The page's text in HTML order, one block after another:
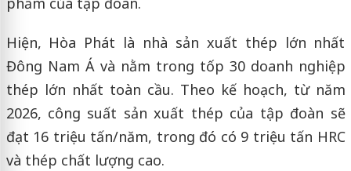
Hiện, Hòa Phát là nhà sản xuất thép lớn nhất
Đông Nam Á và nằm trong tốp 30 doanh nghiệp
thép lớn nhất toàn cầu. Theo kế hoạch, từ năm
2026, công suất sản xuất thép của tập đoàn sẽ
đạt 16 triệu tấn/năm, trong đó có 9 triệu tấn HRC
và thép chất lượng cao.